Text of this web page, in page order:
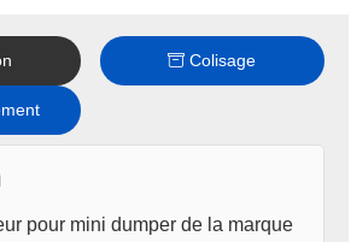
Colisage
pour mini dumper de la marque